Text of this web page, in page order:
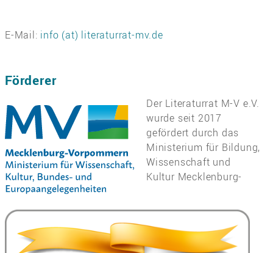
E-Mail: info (at) literaturrat-mv.de
Förderer
Der Literaturrat M-V e.V.
wurde seit 2017
gefördert durch das
Ministerium für Bildung,
Wissenschaft und
Kultur Mecklenburg-